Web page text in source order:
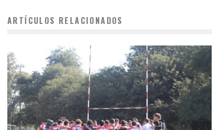
ARTÍCULOS RELACIONADOS